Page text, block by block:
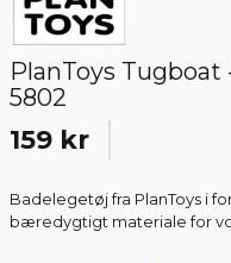
PlanToys
5802
159 kr
Badelegetøj fra PlanToys i
bæredygtigt materiale for